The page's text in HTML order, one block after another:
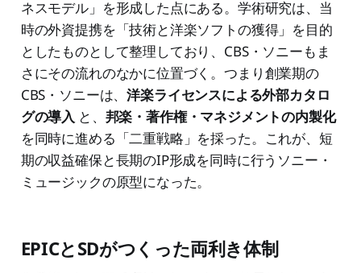
ネスモデル」を形成した点にある。学術研究は、当
時の外資提携を「技術と洋楽ソフトの獲得」を目的
としたものとして整理しており、CBS・ソニーもま
さにその流れのなかに位置づく。つまり創業期の
CBS・ソニーは、洋楽ライセンスによる外部カタロ
グの導入 と、 邦楽・著作権・マネジメントの内製化
を同時に進める「二重戦略」を採った。これが、短
期の収益確保と長期のIP形成を同時に行うソニー・
ミュージックの原型になった。
EPICとSDがつくった両利き体制